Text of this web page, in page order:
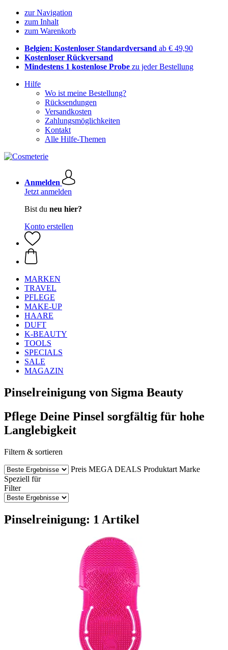
zur Navigation
zum Inhalt
zum Warenkorb
Belgien: Kostenloser Standardversand ab € 49,90
Kostenloser Rückversand
Mindestens 1 kostenlose Probe zu jeder Bestellung
Hilfe
Wo ist meine Bestellung?
Rücksendungen
Versandkosten
Zahlungsmöglichkeiten
Kontakt
Alle Hilfe-Themen
Anmelden
Jetzt anmelden
Bist du neu hier?
Konto erstellen
MARKEN
TRAVEL
PFLEGE
MAKE-UP
HAARE
DUFT
K-BEAUTY
TOOLS
SPECIALS
SALE
MAGAZIN
Pinselreinigung von Sigma Beauty
Pflege Deine Pinsel sorgfältig für hohe
Langlebigkeit
Filtern & sortieren
Preis MEGA DEALS Produktart Marke
Speziell für
Filter
Pinselreinigung: 1 Artikel